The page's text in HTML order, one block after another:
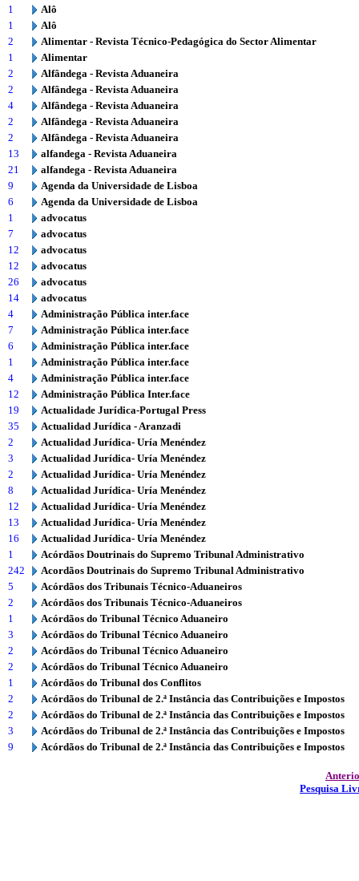
1
Alô
1
Alô
2
Alimentar - Revista Técnico-Pedagógica do Sector Alimentar
1
Alimentar
2
Alfândega - Revista Aduaneira
2
Alfândega - Revista Aduaneira
4
Alfândega - Revista Aduaneira
2
Alfândega - Revista Aduaneira
2
Alfândega - Revista Aduaneira
13
alfandega - Revista Aduaneira
21
alfandega - Revista Aduaneira
9
Agenda da Universidade de Lisboa
6
Agenda da Universidade de Lisboa
1
advocatus
7
advocatus
12
advocatus
12
advocatus
26
advocatus
14
advocatus
4
Administração Pública inter.face
7
Administração Pública inter.face
6
Administração Pública inter.face
1
Administração Pública inter.face
4
Administração Pública inter.face
12
Administração Pública Inter.face
19
Actualidade Jurídica-Portugal Press
35
Actualidad Jurídica - Aranzadi
2
Actualidad Jurídica- Uría Menéndez
3
Actualidad Jurídica- Uría Menéndez
2
Actualidad Jurídica- Uría Menéndez
8
Actualidad Jurídica- Uría Menéndez
12
Actualidad Jurídica- Uría Menéndez
13
Actualidad Jurídica- Uría Menéndez
16
Actualidad Jurídica- Uría Menéndez
1
Acórdãos Doutrinais do Supremo Tribunal Administrativo
242
Acordãos Doutrinais do Supremo Tribunal Administrativo
5
Acórdãos dos Tribunais Técnico-Aduaneiros
2
Acórdãos dos Tribunais Técnico-Aduaneiros
1
Acórdãos do Tribunal Técnico Aduaneiro
3
Acórdãos do Tribunal Técnico Aduaneiro
2
Acórdãos do Tribunal Técnico Aduaneiro
2
Acórdãos do Tribunal Técnico Aduaneiro
1
Acórdãos do Tribunal dos Conflitos
2
Acórdãos do Tribunal de 2.ª Instância das Contribuições e Impostos
2
Acórdãos do Tribunal de 2.ª Instância das Contribuições e Impostos
3
Acórdãos do Tribunal de 2.ª Instância das Contribuições e Impostos
9
Acórdãos do Tribunal de 2.ª Instância das Contribuições e Impostos
Pesquisa